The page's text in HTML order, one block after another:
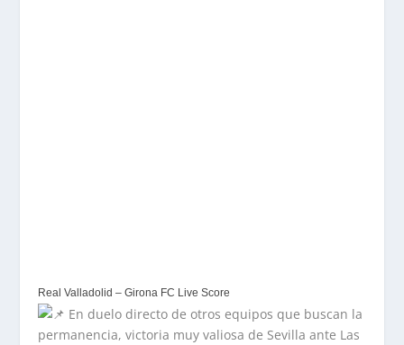
Real Valladolid – Girona FC Live Score
En duelo directo de otros equipos que buscan la
permanencia, victoria muy valiosa de Sevilla ante Las